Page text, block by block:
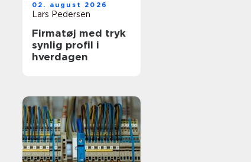
02. august 2026
Lars Pedersen
Firmatøj med tryk
synlig profil i
hverdagen